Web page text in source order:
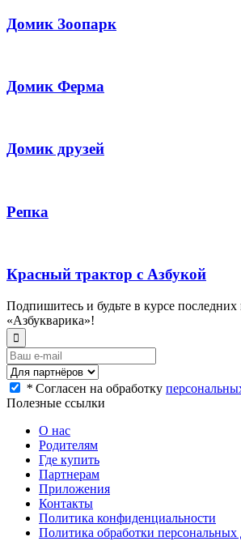
Домик Зоопарк
Домик Ферма
Домик друзей
Репка
Красный трактор с Азбукой
Подпишитесь и будьте в курсе
«Азбукварика»!
* Согласен на обработку
Полезные ссылки
О нас
Родителям
Где купить
Партнерам
Приложения
Контакты
Политика конфиденциальности
Политика обработки